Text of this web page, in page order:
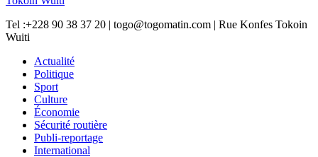
Tel :+228 90 38 37 20 | togo@togomatin.com | Rue Konfes Tokoin
Wuiti
Actualité
Politique
Sport
Culture
Économie
Sécurité routière
Publi-reportage
International